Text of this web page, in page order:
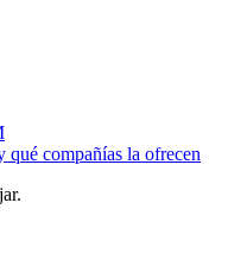
compañías la ofrecen